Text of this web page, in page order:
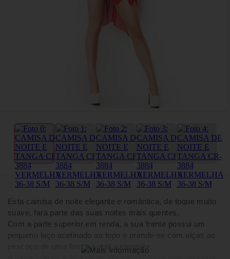
Esta camisa de noite elegante e romântica, de toque muito
suave, fará parte das suas noites mais quentes.
Com a parte superior em renda, a sua frente possui um
pequeno laço acetinado ao topo e prende-se com alças ao
pescoço de uma forma subtil e elegante.